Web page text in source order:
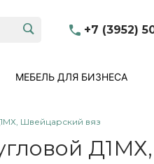
+7 (3952)
МЕБЕЛЬ ДЛЯ БИЗНЕСА
Швейцарский вяз